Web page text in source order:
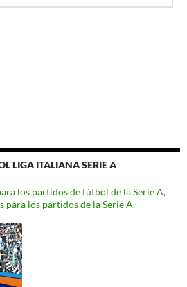
LIGA ITALIANA SERIE A
los partidos de fútbol de la Serie A,
para los partidos de la Serie A.